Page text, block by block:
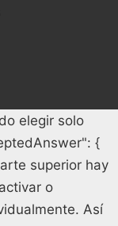
elegir solo
{
superior hay
o
Así